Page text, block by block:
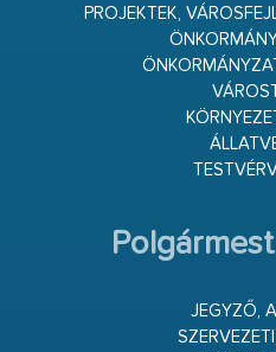
PROJEKTEK,
JEGYZŐ,